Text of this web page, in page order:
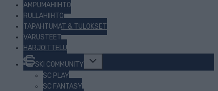
AMPUMAHIIHTO
RULLAHIIHTO
TAPAHTUMAT & TULOKSET
VARUSTEET
HARJOITTELU
SKI COMMUNITY
Toggle
child
menu
SC PLAY
SC FANTASY